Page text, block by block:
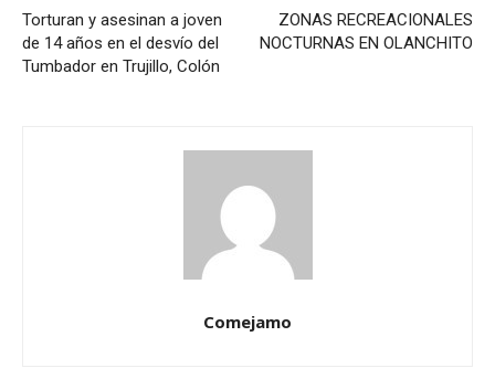
Torturan y asesinan a joven
de 14 años en el desvío del
Tumbador en Trujillo, Colón
ZONAS RECREACIONALES
NOCTURNAS EN OLANCHITO
Comejamo